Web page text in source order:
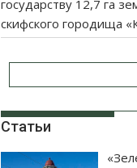
государству 12,7 га
скифского городища
Статьи